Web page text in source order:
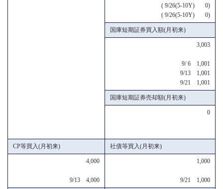
( 9/26(5-10Y) 0)
( 9/26(5-10Y) 0)
国庫短期証券買入額(月初来)
3,003
9/ 6 1,001
9/13 1,001
9/21 1,001
国庫短期証券売却額(月初来)
0
CP等買入(月初来) 社債等買入(月初来)
4,000
9/13 4,000
1,000
9/21 1,000